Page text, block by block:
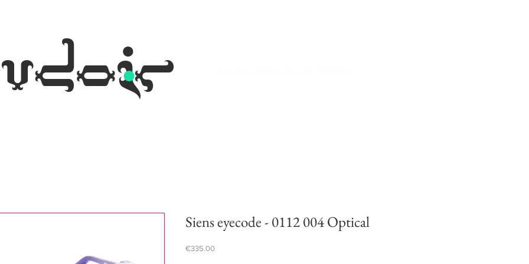
.
Siens eyecode - 0112 004 Optical
€335.00Price